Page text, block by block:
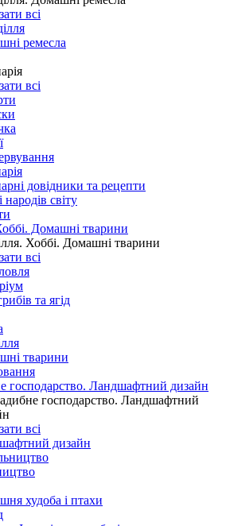
всі
ремесла
всі
довідники та рецепти
народів світу
Домашні тварини
Хоббі. Домашні тварини
всі
та ягід
тварини
господарство. Ландшафтний дизайн
господарство. Ландшафтний
всі
дизайн
худоба і птахи